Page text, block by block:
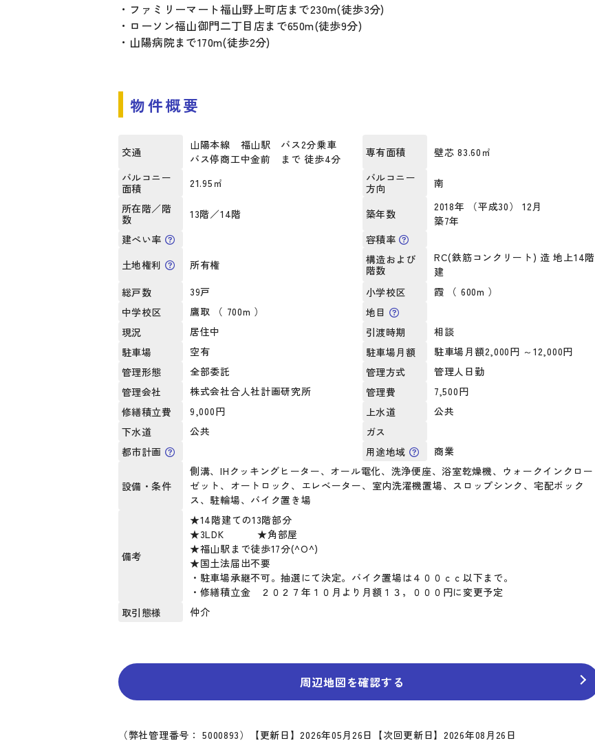
・ファミリーマート福山野上町店まで230m(徒歩3分)
・ローソン福山御門二丁目店まで650m(徒歩9分)
・山陽病院まで170m(徒歩2分)
物件概要
交通
山陽本線 福山駅 バス2分乗車
バス停商工中金前 まで 徒歩4分
専有面積
壁芯 83.60㎡
バルコニー
面積
21.95㎡
バルコニー
方向
南
所在階／階
数
13階／14階 築年数
2018年 （平成30） 12月
築7年
建ぺい率
容積率
土地権利
所有権
構造および
階数
RC(鉄筋コンクリート) 造 地上14階
建
総戸数
39戸 小学校区
霞 （ 600m ）
中学校区
鷹取 （ 700m ）
地目
現況
居住中 引渡時期
相談
駐車場
空有 駐車場月額
駐車場月額2,000円 ～12,000円
管理形態
全部委託 管理方式
管理人日勤
管理会社
株式会社合人社計画研究所 管理費
7,500円
修繕積立費
9,000円 上水道
公共
下水道
公共
ガス
都市計画
用途地域 商業
設備・条件
側溝、IHクッキングヒーター、オール電化、洗浄便座、浴室乾燥機、ウォークインクロー
ゼット、オートロック、エレベーター、室内洗濯機置場、スロップシンク、宅配ボック
ス、駐輪場、バイク置き場
備考
★14階建ての13階部分
★3LDK ★角部屋
★福山駅まで徒歩17分(^O^)
★国土法届出不要
・駐車場承継不可。抽選にて決定。バイク置場は４００ｃｃ以下まで。
・修繕積立金 ２０２７年１０月より月額１３，０００円に変更予定
取引態様
仲介
周辺地図を確認する
（弊社管理番号： 5000893） 【更新日】2026年05月26日 【次回更新日】2026年08月26日